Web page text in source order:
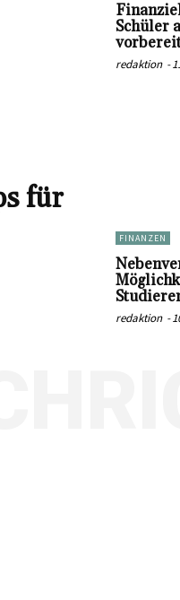
für
Schüler
redaktion -
FINANZEN
redaktion -